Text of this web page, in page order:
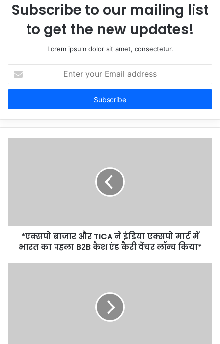
Subscribe to our mailing list
to get the new updates!
Lorem ipsum dolor sit amet, consectetur.
your
Email
*एक्सपो बाजार और TICA ने इंडिया एक्सपो मार्ट में
भारत का पहला B2B कैश एंड कैरी वेंचर लॉन्च किया*